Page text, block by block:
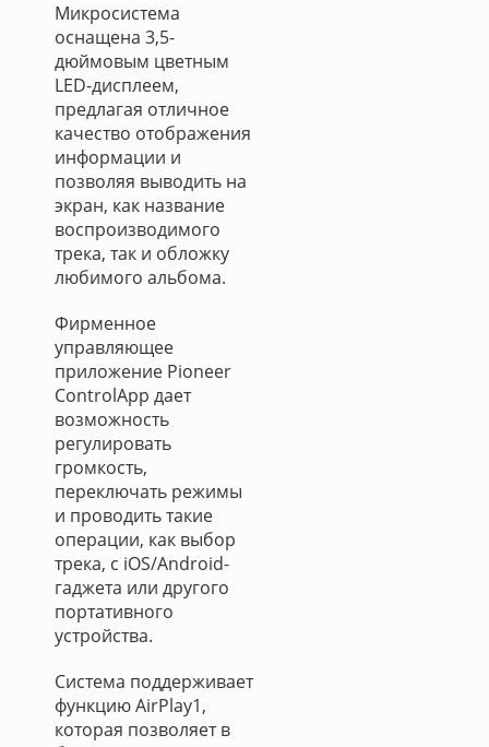
Микросистема
оснащена 3,5-
дюймовым цветным
LED-дисплеем,
предлагая отличное
качество отображения
информации и
позволяя выводить на
экран, как название
воспроизводимого
трека, так и обложку
любимого альбома.
Фирменное
управляющее
приложение Pioneer
ControlApp дает
возможность
регулировать
громкость,
переключать режимы
и проводить такие
операции, как выбор
трека, с iOS/Android-
гаджета или другого
портативного
устройства.
Система поддерживает
функцию AirPlay1,
которая позволяет в